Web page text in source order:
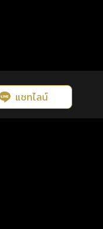
แชทไลน์
ประสบการณ์ที่ดี
นตัว คลิกดูดวงฟรี